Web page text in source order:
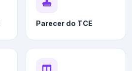
Parecer do TCE